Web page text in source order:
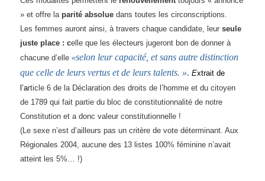
» et offre laparité absoluedans toutes les circonscriptions.
Les femmes auront ainsi, à travers chaque candidate, leur seule
juste place :celle que les électeurs jugeront bon de donner à
chacune d’elle«selon leur capacité, et sans autre distinction
que celle de leurs vertus et de leurs talents. ». Extrait de
l’article 6 de la Déclaration des droits de l’homme et du citoyen
de 1789 qui fait partie du bloc de constitutionnalité de notre
Constitution et a donc valeur constitutionnelle !
( Le sexe n’est d’ailleurs pas un critère de vote déterminant. Aux
Régionales 2004, aucune des 13 listes 100% féminine n’avait
atteint les 5%… !)